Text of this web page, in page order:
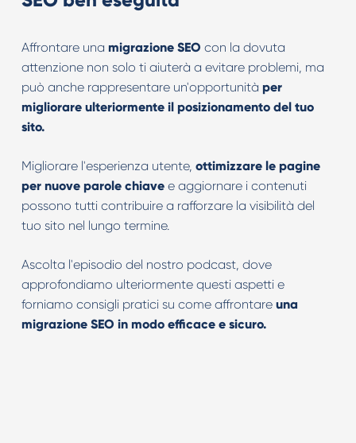
Affrontare una migrazione SEO con la dovuta
attenzione non solo ti aiuterà a evitare problemi, ma
può anche rappresentare un'opportunità per
migliorare ulteriormente il posizionamento del tuo
sito.
Migliorare l'esperienza utente, ottimizzare le pagine
per nuove parole chiavee aggiornare i contenuti
possono tutti contribuire a rafforzare la visibilità del
tuo sito nel lungo termine.
Ascolta l'episodio del nostro podcast, dove
approfondiamo ulteriormente questi aspetti e
forniamo consigli pratici su come affrontare una
migrazione SEO in modo efficace e sicuro.